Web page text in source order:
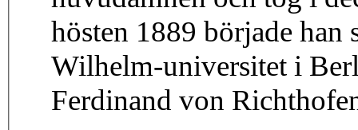
hösten 1889 började
Wilhelm-universitet i
Ferdinand von